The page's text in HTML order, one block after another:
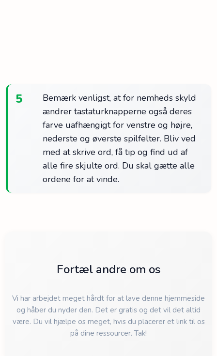
5
Bemærk venligst, at for nemheds skyld
ændrer tastaturknapperne også deres
farve uafhængigt for venstre og højre,
nederste og øverste spilfelter. Bliv ved
med at skrive ord, få tip og find ud af
alle fire skjulte ord. Du skal gætte alle
ordene for at vinde.
Fortæl andre om os
Vi har arbejdet meget hårdt for at lave denne hjemmeside
og håber du nyder den. Det er gratis og det vil det altid
være. Du vil hjælpe os meget, hvis du placerer et link til os
på dine ressourcer. Tak!